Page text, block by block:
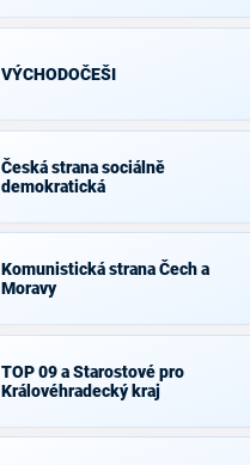
VÝCHODOČEŠI
Česká strana sociálně
demokratická
Komunistická strana Čech a
Moravy
TOP 09 a Starostové pro
Královéhradecký kraj